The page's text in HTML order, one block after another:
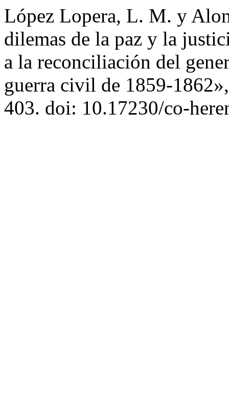
López Lopera, L. M. y
dilemas de la paz y la
a la reconciliación del
guerra civil de 1859-
403. doi: 10.17230/co-